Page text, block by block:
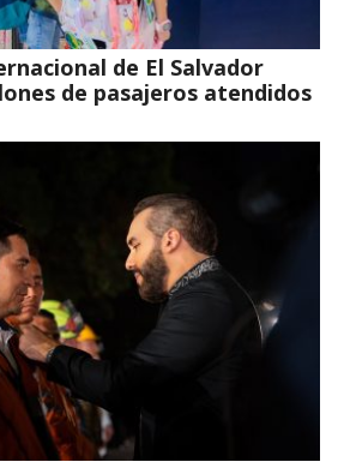
de El Salvador
de pasajeros atendidos